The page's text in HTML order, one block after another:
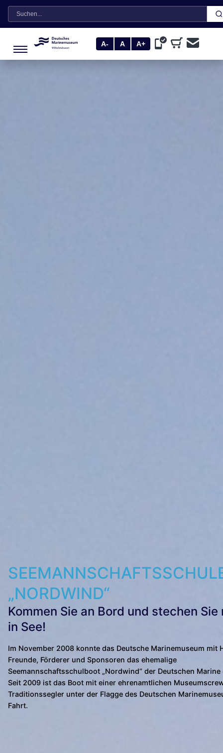
Suche
A- A A+
„NORDWIND“
Kommen Sie an Bord und stechen Sie
in See!
Im November 2008 konnte das Deutsche Marinemuseum mit
Freunde, Förderer und Sponsoren das ehemalige
Seemannschaftsschulboot „Nordwind“ der Deutschen Marine
Seit 2009 ist das Boot mit einer ehrenamtlichen
Traditionssegler unter der Flagge des Deutschen
Fahrt.